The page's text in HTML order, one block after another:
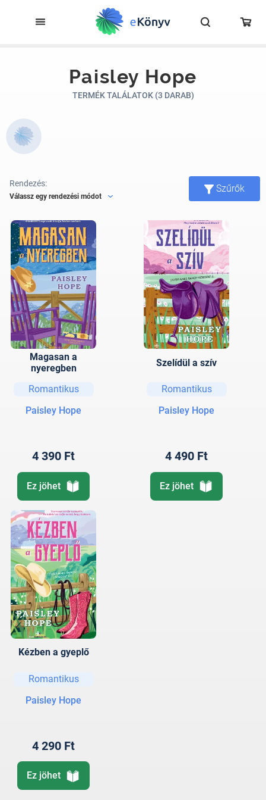
Paisley Hope
TERMÉK TALÁLATOK (3 DARAB)
Rendezés:
Válassz egy rendezési módot
Szűrők
Magasan a
nyeregben
Romantikus
Paisley Hope
4 390 Ft
Ez jöhet
Szelídül a szív
Romantikus
Paisley Hope
4 490 Ft
Ez jöhet
Kézben a gyeplő
Romantikus
Paisley Hope
4 290 Ft
Ez jöhet